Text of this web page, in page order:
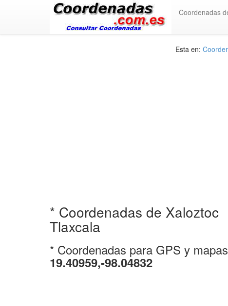
Coordenadas
Esta en:
* Coordenadas de Xaloztoc
Tlaxcala
* Coordenadas para GPS y
19.40959,-98.04832